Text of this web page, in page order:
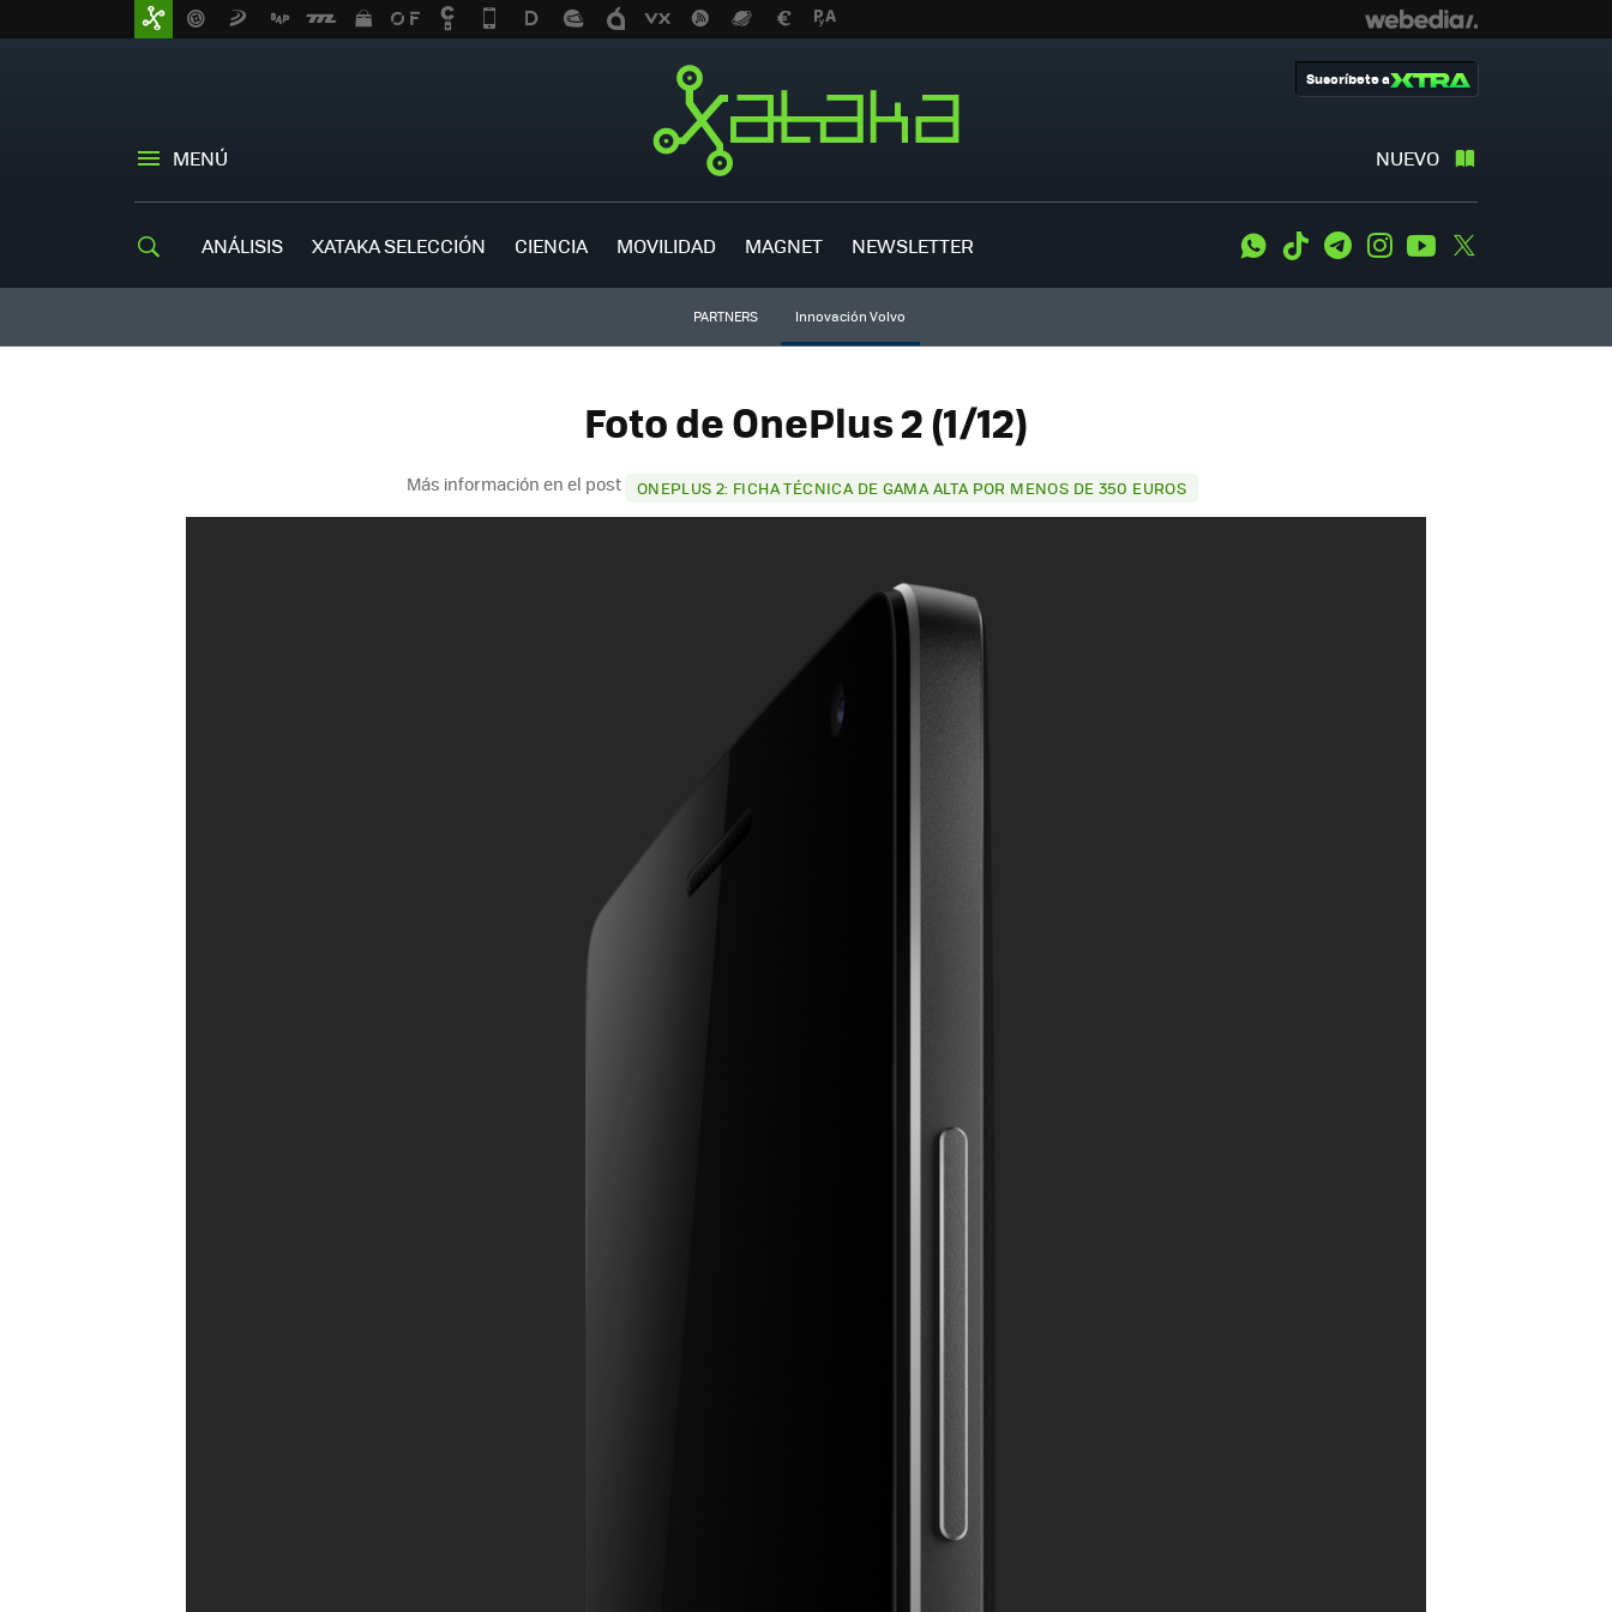
MENÚ NUEVO
Suscríbete a
ANÁLISIS XATAKA SELECCIÓN CIENCIA MOVILIDAD MAGNET NEWSLETTER WhatsApp
Tiktok TelegramInstagramYoutube
PARTNERS Innovación Volvo
Foto de OnePlus 2 (1/12)
Más información en el post ONEPLUS 2: FICHA TÉCNICA DE GAMA ALTA POR MENOS DE 350 EUROS